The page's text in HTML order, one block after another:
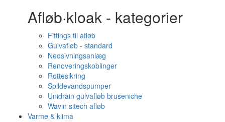
Afløb·kloak - kategorier
Fittings til afløb
Gulvafløb - standard
Nedsivningsanlæg
Renoveringskoblinger
Rottesikring
Spildevandspumper
Unidrain gulvafløb bruseniche
Wavin sitech afløb
Varme & klima